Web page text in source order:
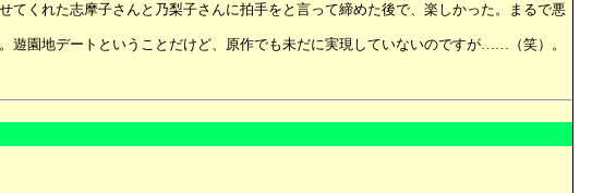
くれた志摩子さんと乃梨子さんに拍手をと言って締めた後で、楽しかった。まるで悪
園地デートということだけど、原作でも未だに実現していないのですが……（笑）。